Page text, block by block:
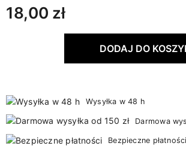
18,00 zł
DODAJ DO
Wysyłka w 48 h
Darmowa
Bezpieczne płatności